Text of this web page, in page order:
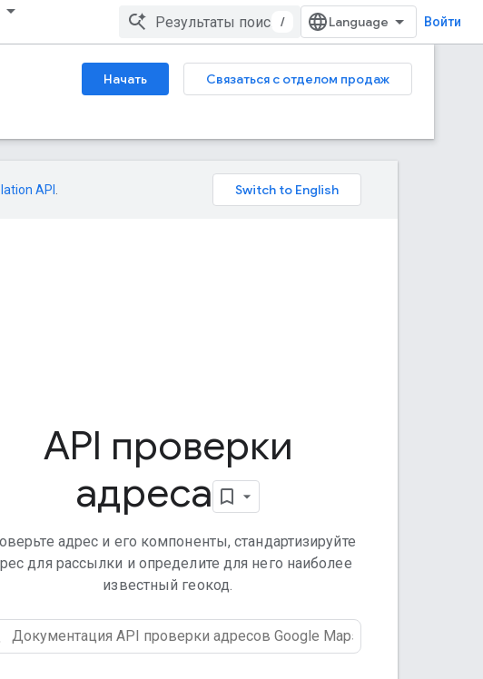
/ Войти
Начать
Связаться с отделом продаж
API
API проверки
адреса
адрес и его компоненты, стандартизируйте
для рассылки и определите для него наиболее
известный геокод.